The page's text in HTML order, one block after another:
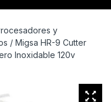
y
/ Migsa HR-9 Cutter
Inoxidable 120v